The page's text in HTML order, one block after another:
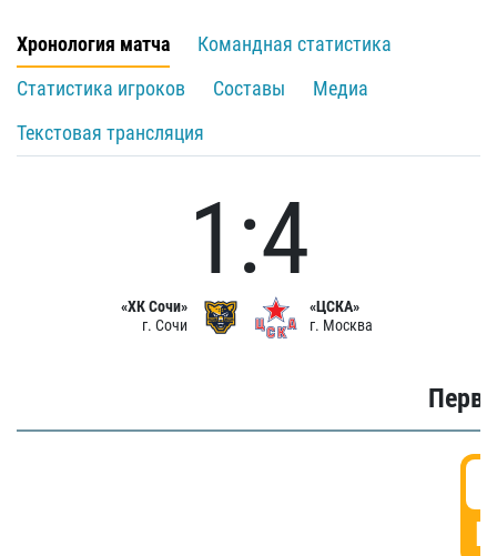
Хронология матча
Командная статистика
Статистика игроков
Составы
Медиа
Текстовая трансляция
«ХК Сочи»
г. Сочи
1:4
«ЦСКА»
г. Москва